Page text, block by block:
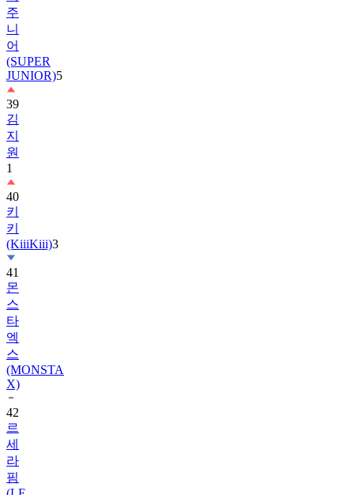
주
니
어
(SUPER
JUNIOR)5
39
김
지
원
1
40
키
키
(KiiiKiii)3
41
몬
스
타
엑
스
(MONSTA
X)
42
르
세
라
핌